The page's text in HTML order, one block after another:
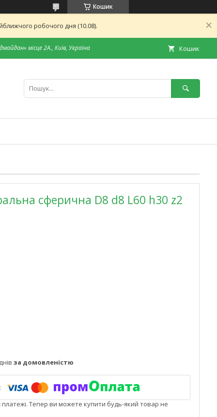
Кошик
робочого дня (10.08).
місце 2А., Київ, Україна Кошик
сферична D8 d8 L60 h30 z2
за домовленістю
платежі. Тепер ви можете купити будь-який товар не